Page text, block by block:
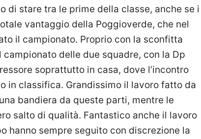
di stare tra le prime della classe, anche se i
vantaggio della Poggioverde, che nel
il campionato. Proprio con la sconfitta
delle due squadre, con la Dp
soprattutto in casa, dove l’incontro
in classifica. Grandissimo il lavoro fatto da
bandiera da queste parti, mentre le
salto di qualità. Fantastico anche il lavoro
hanno sempre seguito con discrezione la